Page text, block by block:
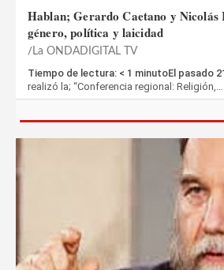
Hablan; Gerardo Caetano y Nicolás
género, política y laicidad
La ONDADIGITAL TV
Tiempo de lectura: < 1 minutoEl pasado
realizó la; “Conferencia regional: Religión,…